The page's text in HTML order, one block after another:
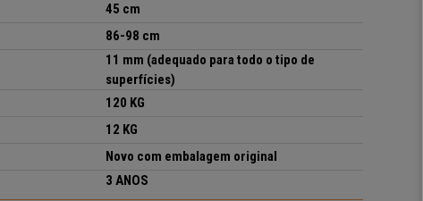
45 cm
86-98 cm
11 mm (adequado para todo o tipo de
superfícies)
120 KG
12 KG
Novo com embalagem original
3 ANOS